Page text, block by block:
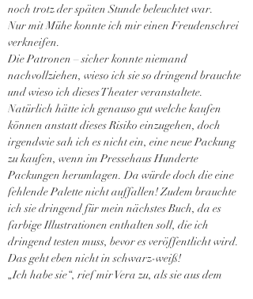
noch trotz der späten Stunde beleuchtet war.
Nur mit Mühe konnte ich mir einen Freudenschrei
verkneifen.
Die Patronen – sicher konnte niemand
nachvollziehen, wieso ich sie so dringend brauchte
und wieso ich dieses Theater veranstaltete.
Natürlich hätte ich genauso gut welche kaufen
können anstatt dieses Risiko einzugehen, doch
irgendwie sah ich es nicht ein, eine neue Packung
zu kaufen, wenn im Pressehaus Hunderte
Packungen herumlagen. Da würde doch die eine
fehlende Palette nicht auffallen! Zudem brauchte
ich sie dringend für mein nächstes Buch, da es
farbige Illustrationen enthalten soll, die ich
dringend testen muss, bevor es veröffentlicht wird.
Das geht eben nicht in schwarz-weiß!
„Ich habe sie“, rief mir Vera zu, als sie aus dem